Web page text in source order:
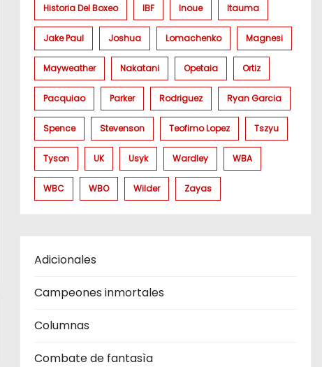
Historia Del Boxeo IBF Inoue Itauma
Jake Paul Joshua Lomachenko Magnesi
Mayweather Nakatani Opetaia Ortiz
Pacquiao Parker Rodriguez Ryan Garcia
Spence Stevenson Teofimo Lopez Tszyu
Tyson UK Usyk Wardley WBA
WBC WBO Wilder Zayas
Adicionales
Campeones inmortales
Columnas
Combate de fantasìa